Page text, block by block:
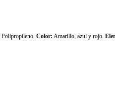
Polipropileno. Color: Amarillo, azul y rojo.